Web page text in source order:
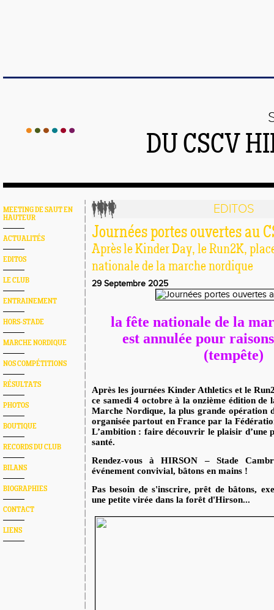
DU CSCV
MEETING DE SAUT EN
HAUTEUR
ACTUALITÉS
EDITOS
LE CLUB
ENTRAINEMENT
HORS-STADE
MARCHE NORDIQUE
NOS COMPÉTITIONS
RÉSULTATS
PHOTOS
BOUTIQUE
RECORDS DU CLUB
BILANS
BIOGRAPHIES
CONTACT
LIENS
EDITOS
Journées portes ouvertes au
Après le Kinder Day, le Run2K,
nationale de la marche nordique
29 Septembre 2025
la fête nationale de la
est annulée pour
(tempête)
Après les journées Kinder Athletics et le
ce samedi 4 octobreà la onzième édition de
Marche Nordique, la plus grande opération
organisée partout en France par la
L’ambition : faire découvrir le plaisir d’une
santé.
Rendez-vous à HIRSON – Stade
événement convivial, bâtons en mains !
Pas besoin de s'inscrire, prêt de bâtons,
une petite virée dans la forêt d'Hirson...